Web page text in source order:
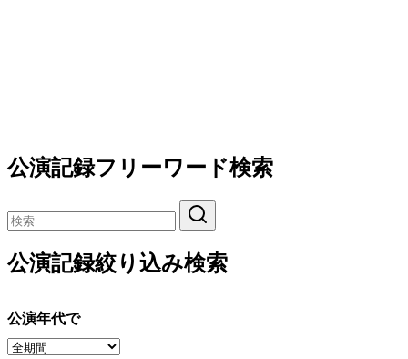
公演記録フリーワード検索
公演記録絞り込み検索
公演年代で